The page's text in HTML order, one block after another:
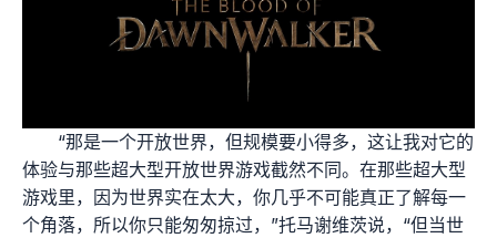
“那是一个开放世界，但规模要小得多，这让我对它的
体验与那些超大型开放世界游戏截然不同。在那些超大型
游戏里，因为世界实在太大，你几乎不可能真正了解每一
个角落，所以你只能匆匆掠过，”托马谢维茨说，“但当世